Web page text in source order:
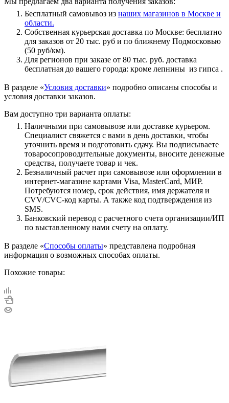
Бесплатный самовывоз из наших магазинов в Москве и
области.
Собственная курьерская доставка по Москве: бесплатно
для заказов от 20 тыс. руб и по ближнему Подмосковью
(50 руб/км).
Для регионов при заказе от 80 тыс. руб. доставка
бесплатная до вашего города: кроме лепнины из гипса .
В разделе «Условия доставки» подробно описаны способы и
условия доставки заказов.
Вам доступно три варианта оплаты:
Наличными при самовывозе или доставке курьером.
Специалист свяжется с вами в день доставки, чтобы
уточнить время и подготовить сдачу. Вы подписываете
товаросопроводительные документы, вносите денежные
средства, получаете товар и чек.
Безналичный расчет при самовывозе или оформлении в
интернет-магазине картами Visa, MasterCard, МИР.
Потребуются номер, срок действия, имя держателя и
CVV/CVC-код карты. А также код подтверждения из
SMS.
Банковский перевод с расчетного счета организации/ИП
по выставленному нами счету на оплату.
В разделе «Способы оплаты» представлена подробная
информация о возможных способах оплаты.
Похожие товары: